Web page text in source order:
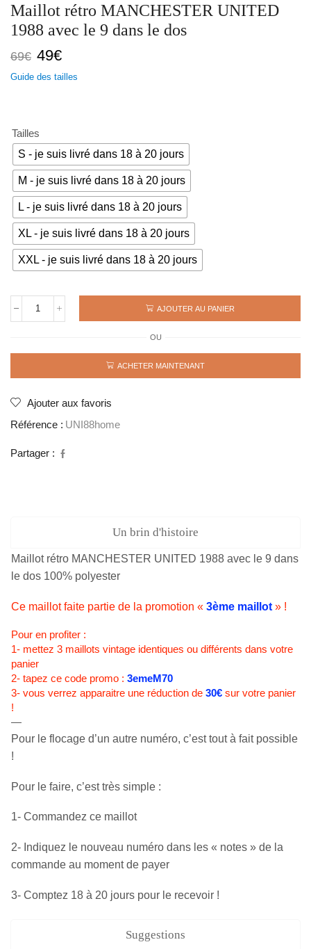
Maillot rétro MANCHESTER UNITED
1988 avec le 9 dans le dos
69€ Le
initial
49€Le
actuel
Guide des tailles
Tailles
S - je suis livré dans 18 à 20 jours
M - je suis livré dans 18 à 20 jours
L - je suis livré dans 18 à 20 jours
XL - je suis livré dans 18 à 20 jours
XXL - je suis livré dans 18 à 20 jours
quantité
rétro
UNITED
avec
9
le
AJOUTER AU PANIER
OU
ACHETER MAINTENANT
Ajouter aux favoris
Référence : UNI88home
Partager :
Un brin d'histoire
Maillot rétro MANCHESTER UNITED 1988 avec le 9 dans
le dos 100% polyester
Ce maillot faite partie de la promotion « 3ème maillot » !
Pour en profiter :
1- mettez 3 maillots vintage identiques ou différents dans votre
panier
2- tapez ce code promo : 3emeM70
3- vous verrez apparaitre une réduction de 30€ sur votre panier
!
—
Pour le flocage d’un autre numéro, c’est tout à fait possible
!
Pour le faire, c’est très simple :
1- Commandez ce maillot
2- Indiquez le nouveau numéro dans les « notes » de la
commande au moment de payer
3- Comptez 18 à 20 jours pour le recevoir !
Suggestions